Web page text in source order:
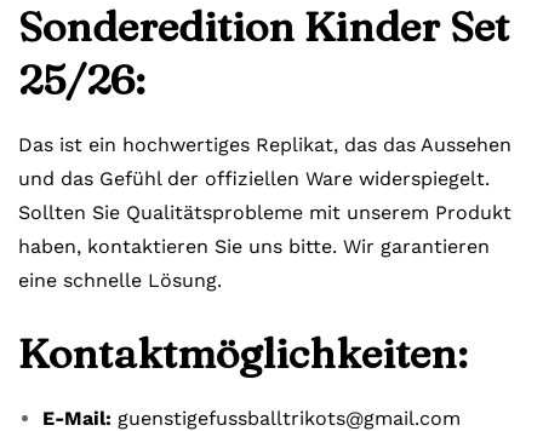
Sonderedition Kinder Set
25/26:
Das ist ein hochwertiges Replikat, das das Aussehen
und das Gefühl der offiziellen Ware widerspiegelt.
Sollten Sie Qualitätsprobleme mit unserem Produkt
haben, kontaktieren Sie uns bitte. Wir garantieren
eine schnelle Lösung.
Kontaktmöglichkeiten:
E-Mail: guenstigefussballtrikots@gmail.com